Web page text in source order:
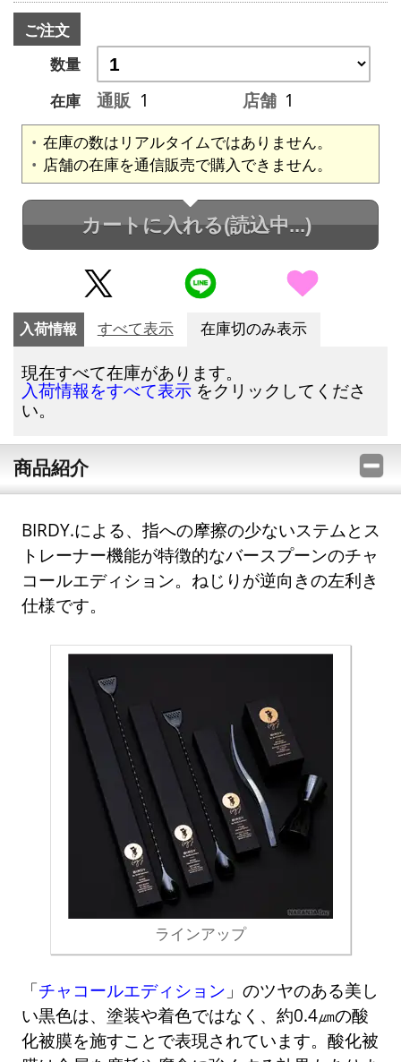
ご注文
数量
在庫
通販 1 店舗 1
在庫の数はリアルタイムではありません。
店舗の在庫を通信販売で購入できません。
カートに入れる(読込中...)
入荷情報 すべて表示 在庫切のみ表示
現在すべて在庫があります。
入荷情報をすべて表示 をクリックしてくださ
い。
商品紹介
BIRDY.による、指への摩擦の少ないステムとス
トレーナー機能が特徴的なバースプーンのチャ
コールエディション。ねじりが逆向きの左利き
仕様です。
ラインアップ
「チャコールエディション 」のツヤのある美し
い黒色は、塗装や着色ではなく、約0.4㎛の酸
化被膜を施すことで表現されています。酸化被